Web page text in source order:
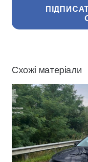
Схожі матеріали